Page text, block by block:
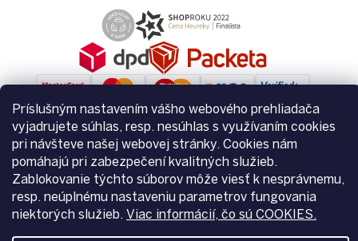
Príslušným nastavením vášho webového prehliadača
vyjadrujete súhlas, resp. nesúhlas s využívaním cookies
pri návšteve našej webovej stránky. Cookies nám
pomáhajú pri zabezpečení kvalitných služieb.
Zablokovanie týchto súborov môže viesť k nesprávnemu,
resp. neúplnému nastaveniu parametrov fungovania
niektorých služieb. Viac informácií, čo sú COOKIES.
Vytvoril Shoptet
Copyright 2026Zemito.sk. Všetky práva vyhradené.Upraviť
nastavenie cookies